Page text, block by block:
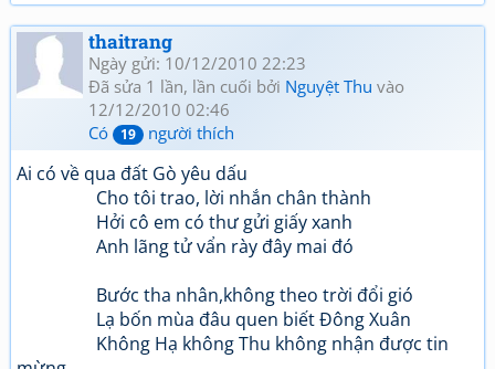
thaitrang
Ngày gửi: 10/12/2010 22:23
Đã sửa 1 lần, lần cuối bởi Nguyệt Thu vào
12/12/2010 02:46
Có
19 người thích
Ai có về qua đất Gò yêu dấu
Cho tôi trao, lời nhắn chân thành
Hởi cô em có thư gửi giấy xanh
Anh lãng tử vẩn rày đây mai đó
Bước tha nhân,không theo trời đổi gió
Lạ bốn mùa đâu quen biết Đông Xuân
Không Hạ không Thu không nhận được tin